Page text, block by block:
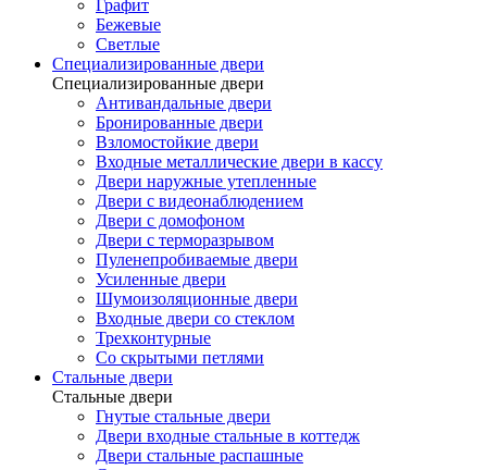
Графит
Бежевые
Светлые
Специализированные двери
Специализированные двери
Антивандальные двери
Бронированные двери
Взломостойкие двери
Входные металлические двери в кассу
Двери наружные утепленные
Двери с видеонаблюдением
Двери с домофоном
Двери с терморазрывом
Пуленепробиваемые двери
Усиленные двери
Шумоизоляционные двери
Входные двери со стеклом
Трехконтурные
Со скрытыми петлями
Стальные двери
Стальные двери
Гнутые стальные двери
Двери входные стальные в коттедж
Двери стальные распашные